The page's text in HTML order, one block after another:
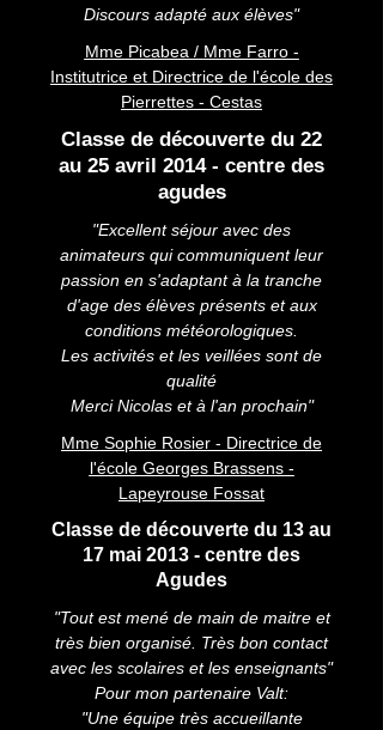
Discours adapté aux élèves"
Mme Picabea / Mme Farro -
Institutrice et Directrice de l'école des
Pierrettes - Cestas
Classe de découverte du 22
au 25 avril 2014 - centre des
agudes
"Excellent séjour avec des
animateurs qui communiquent leur
passion en s'adaptant à la tranche
d'age des élèves présents et aux
conditions météorologiques.
Les activités et les veillées sont de
qualité
Merci Nicolas et à l'an prochain"
Mme Sophie Rosier - Directrice de
l'école Georges Brassens -
Lapeyrouse Fossat
Classe de découverte du 13 au
17 mai 2013 - centre des
Agudes
"Tout est mené de main de maitre et
très bien organisé. Très bon contact
avec les scolaires et les enseignants"
Pour mon partenaire Valt:
"Une équipe très accueillante